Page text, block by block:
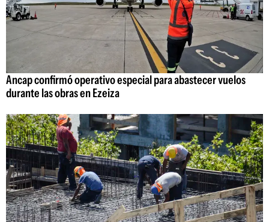
Ancap confirmó operativo especial para abastecer vuelos
durante las obras en Ezeiza